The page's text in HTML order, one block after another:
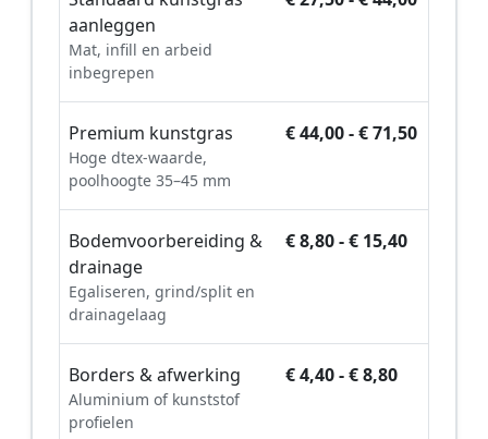
aanleggen
Mat, infill en arbeid
inbegrepen
Premium kunstgras
Hoge dtex-waarde,
poolhoogte 35–45 mm
€ 44,00 - € 71,50
Bodemvoorbereiding &
drainage
Egaliseren, grind/split en
drainagelaag
€ 8,80 - € 15,40
Borders & afwerking
Aluminium of kunststof
profielen
€ 4,40 - € 8,80